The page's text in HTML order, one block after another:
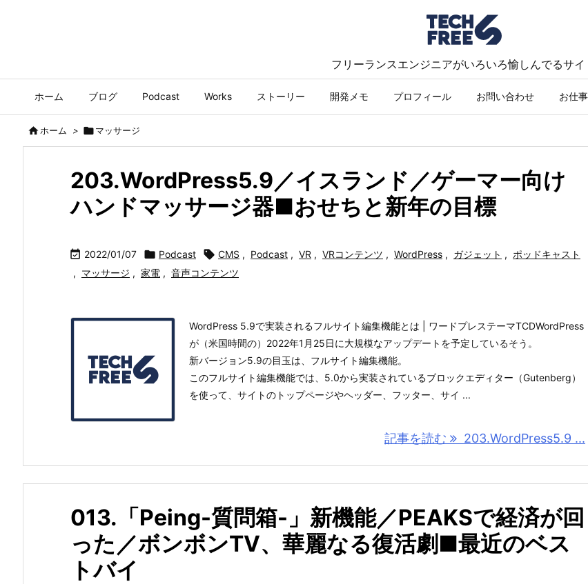
フリーランスエンジニアがいろいろ愉しんでるサイ
ホーム ブログ Podcast Works ストーリー 開発メモ プロフィール お問い合わせ お仕
ホーム > マッサージ
203.WordPress5.9／イスランド／ゲーマー向け
ハンドマッサージ器■おせちと新年の目標
 2022/01/07  Podcast  CMS , Podcast , VR , VRコンテンツ , WordPress , ガジェット , ポッドキャスト
, マッサージ , 家電 , 音声コンテンツ
WordPress 5.9で実装されるフルサイト編集機能とは | ワードプレステーマTCDWordPress
が（米国時間の）2022年1月25日に大規模なアップデートを予定しているそう。
新バージョン5.9の目玉は、フルサイト編集機能。
このフルサイト編集機能では、5.0から実装されているブロックエディター（Gutenberg）
を使って、サイトのトップページやヘッダー、フッター、サイ ...
記事を読む 203.WordPress5.9 ...
013.「Peing-質問箱-」新機能／PEAKSで経済が回
った／ボンボンTV、華麗なる復活劇■最近のベス
トバイ